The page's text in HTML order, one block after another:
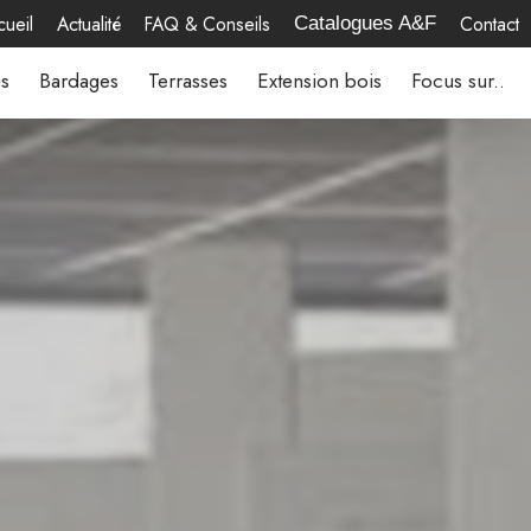
Actualité FAQ & Conseils Catalogues A&F Contact
Bardages Terrasses Extension bois Focus sur..